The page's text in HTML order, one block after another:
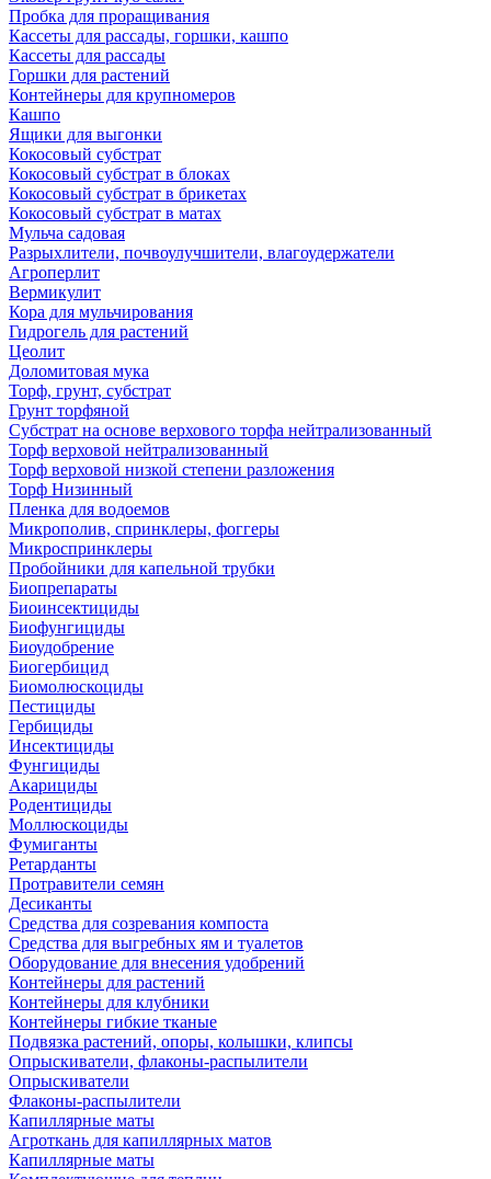
Пробка для проращивания
Кассеты для рассады, горшки, кашпо
Кассеты для рассады
Горшки для растений
Контейнеры для крупномеров
Кашпо
Ящики для выгонки
Кокосовый субстрат
Кокосовый субстрат в блоках
Кокосовый субстрат в брикетах
Кокосовый субстрат в матах
Мульча садовая
Разрыхлители, почвоулучшители, влагоудержатели
Агроперлит
Вермикулит
Кора для мульчирования
Гидрогель для растений
Цеолит
Доломитовая мука
Торф, грунт, субстрат
Грунт торфяной
Субстрат на основе верхового торфа нейтрализованный
Торф верховой нейтрализованный
Торф верховой низкой степени разложения
Торф Низинный
Пленка для водоемов
Микрополив, спринклеры, фоггеры
Микроспринклеры
Пробойники для капельной трубки
Биопрепараты
Биоинсектициды
Биофунгициды
Биоудобрение
Биогербицид
Биомолюскоциды
Пестициды
Гербициды
Инсектициды
Фунгициды
Акарициды
Родентициды
Моллюскоциды
Фумиганты
Ретарданты
Протравители семян
Десиканты
Средства для созревания компоста
Средства для выгребных ям и туалетов
Оборудование для внесения удобрений
Контейнеры для растений
Контейнеры для клубники
Контейнеры гибкие тканые
Подвязка растений, опоры, колышки, клипсы
Опрыскиватели, флаконы-распылители
Опрыскиватели
Флаконы-распылители
Капиллярные маты
Агроткань для капиллярных матов
Капиллярные маты